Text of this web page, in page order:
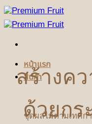
ข้าม
ไป
เนื้อหา
หน้าแรก
สินค้า
ชุดผลไม้ตามเทศก
สร้างค
ด้วยกร